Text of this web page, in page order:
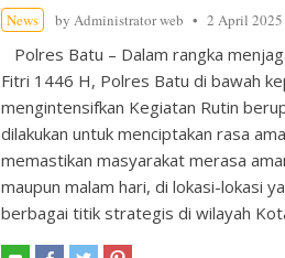
News by Administrator web 2 April 2025
Polres Batu – Dalam rangka
Fitri 1446 H, Polres Batu di bawah
mengintensifkan Kegiatan Rutin
dilakukan untuk menciptakan rasa
memastikan masyarakat merasa
maupun malam hari, di lokasi-lokasi
berbagai titik strategis di wilayah